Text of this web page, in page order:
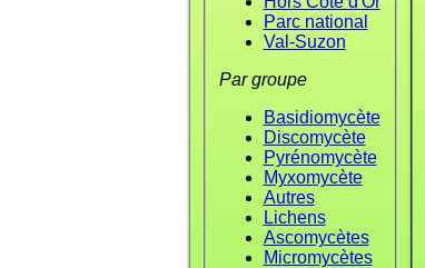
Parc national
Val-Suzon
Par groupe
Basidiomycète
Discomycète
Pyrénomycète
Myxomycète
Autres
Lichens
Ascomycètes
Micromycètes